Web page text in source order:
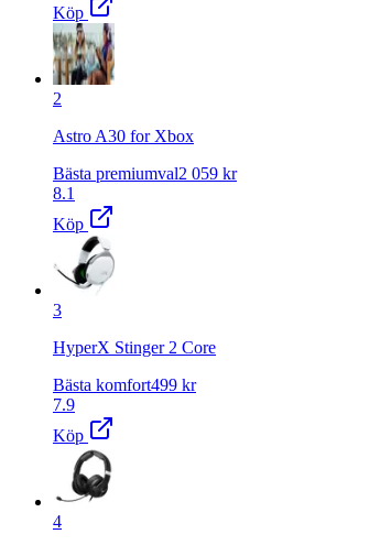
Köp
2
Astro A30 for Xbox
Bästa premiumval2 059 kr
8.1
Köp
3
HyperX Stinger 2 Core
Bästa komfort499 kr
7.9
Köp
4